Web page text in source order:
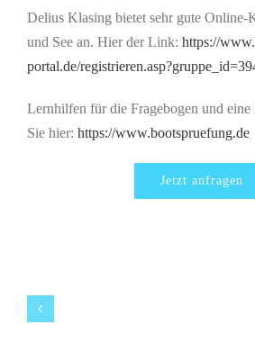
Delius Klasing bietet sehr gute Online-
und See an. Hier der Link: https://
portal.de/
Lernhilfen für die Fragebogen und
Sie hier: https://www.bootspruefung.de
Jetzt anfragen